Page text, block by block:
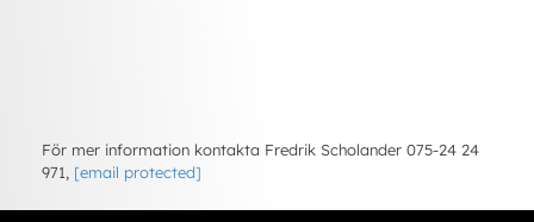
För mer information kontakta Fredrik Scholander 075-24 24
971, [email protected]